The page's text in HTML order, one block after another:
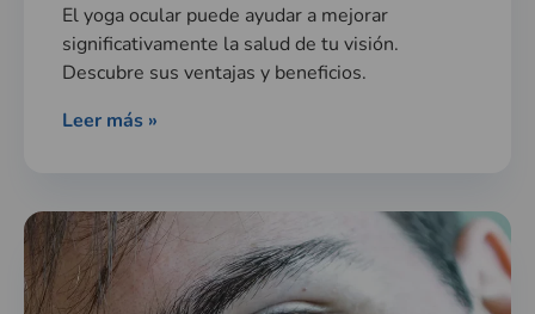
El yoga ocular puede ayudar a mejorar
significativamente la salud de tu visión.
Descubre sus ventajas y beneficios.
Leer más »